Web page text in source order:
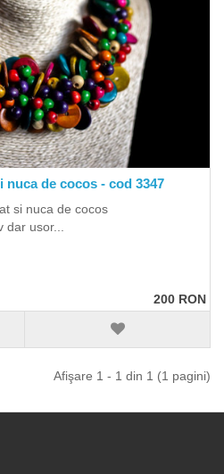
de cocos - cod 3347
si nuca de cocos
usor...
200 RON
Afişare 1 - 1 din 1 (1 pagini)